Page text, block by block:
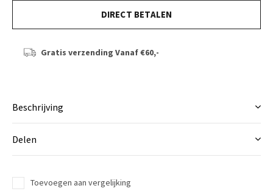
DIRECT BETALEN
Gratis verzending Vanaf €60,-
Beschrijving
Delen
Toevoegen aan vergelijking